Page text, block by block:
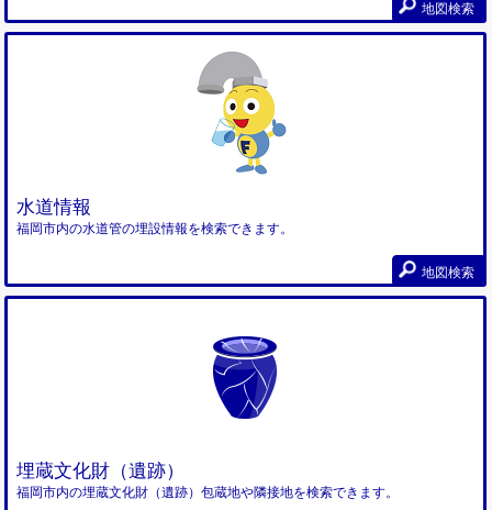
地図検索
水道情報
福岡市内の水道管の埋設情報を検索できます。
地図検索
埋蔵文化財（遺跡）
福岡市内の埋蔵文化財（遺跡）包蔵地や隣接地を検索できます。